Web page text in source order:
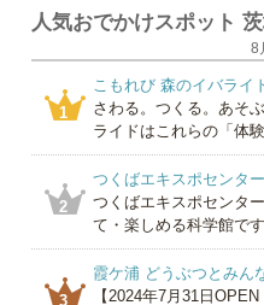
人気おでかけスポット
8
1
こもれび 森のイバライ
さわる。つくる。あそ
ライドはこれらの「体
2
つくばエキスポセンター
つくばエキスポセンタ
て・楽しめる科学館で
3
霞ケ浦 どうぶつとみん
【2024年7月31日